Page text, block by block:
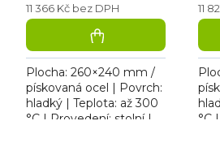
11 366 Kč bez DPH
Plocha: 260×240 mm /
pískovaná ocel | Povrch:
hladký | Teplota: až 300
°C | Provedení: stolní |
11
°C